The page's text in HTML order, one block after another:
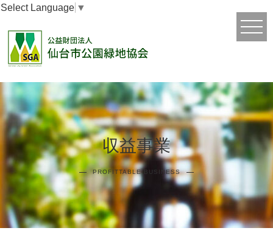
Select Language ▼
収益事業
PROFITTABLE BUSINESS